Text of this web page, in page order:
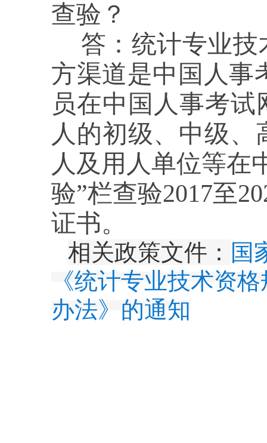
查验？
答： 统计专业技
方渠道是中国人事
员在中国人事考
人的初级、中级
人及用人单位等在
验”栏查验2017至
证书。
相关政策文件： 国
《统计专业技术资
办法》的通知